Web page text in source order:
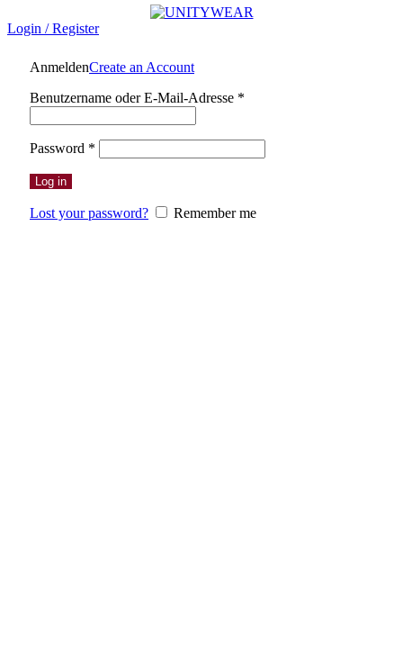
Login / Register
AnmeldenCreate an Account
Benutzername oder E-Mail-Adresse *
Password *
Log in
Lost your password? Remember me